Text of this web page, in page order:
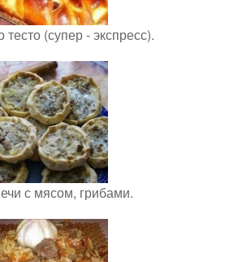
(супер - экспресс).
с мясом, грибами.